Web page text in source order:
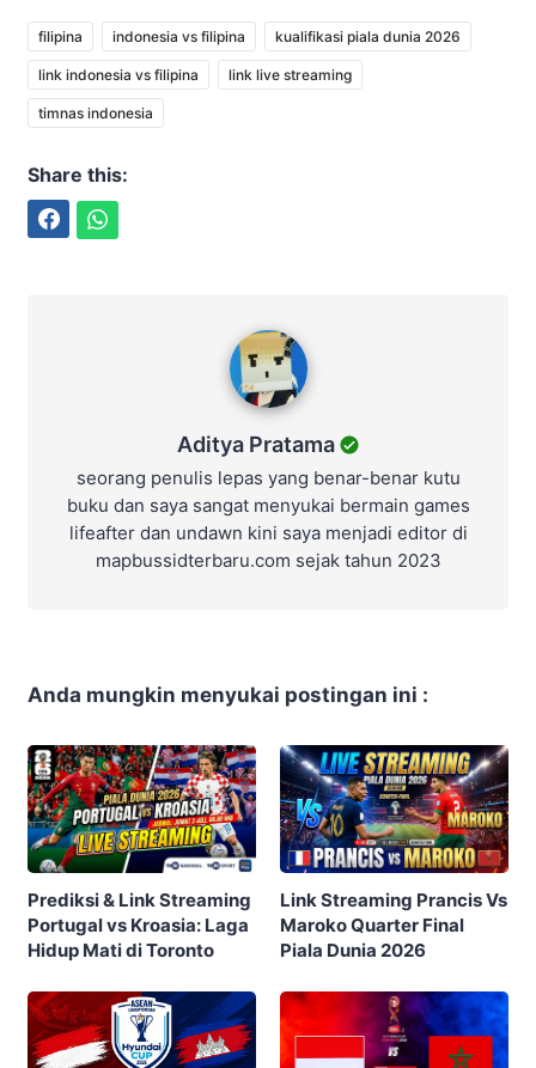
filipina indonesia vs filipina kualifikasi piala dunia 2026
link indonesia vs filipina link live streaming
timnas indonesia
Share this:
Aditya Pratama
seorang penulis lepas yang benar-benar kutu
buku dan saya sangat menyukai bermain games
lifeafter dan undawn kini saya menjadi editor di
mapbussidterbaru.com sejak tahun 2023
Anda mungkin menyukai postingan ini :
Prediksi & Link Streaming
Portugal vs Kroasia: Laga
Hidup Mati di Toronto
Link Streaming Prancis Vs
Maroko Quarter Final
Piala Dunia 2026